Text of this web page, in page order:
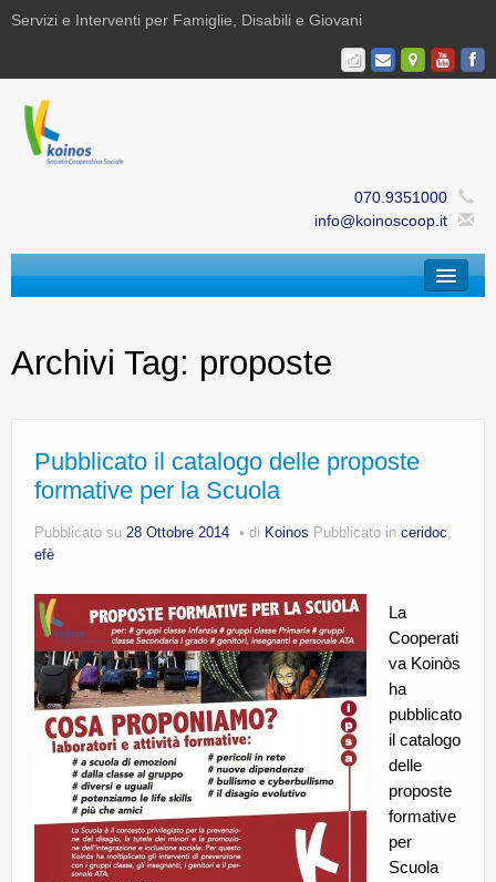
Servizi e Interventi per Famiglie, Disabili e Giovani
070.9351000
info@koinoscoop.it
Area Famiglie e Minori | Efè
Area Giovani | Bajania
Area Ricerca, Documentazione e Formazione |
CONTATTI
Whistleblowing
Lavora con noi
Centro Antiviolenza “Feminas” | PLUS Sanluri –
Guspini
Archivi Tag: proposte
Pubblicato il catalogo delle proposte
formative per la Scuola
Pubblicato su 28 Ottobre 2014 di Koinos Pubblicato in ceridoc,
efè
La
Cooperati
va Koinòs
ha
pubblicato
il catalogo
delle
proposte
formative
per
Scuola